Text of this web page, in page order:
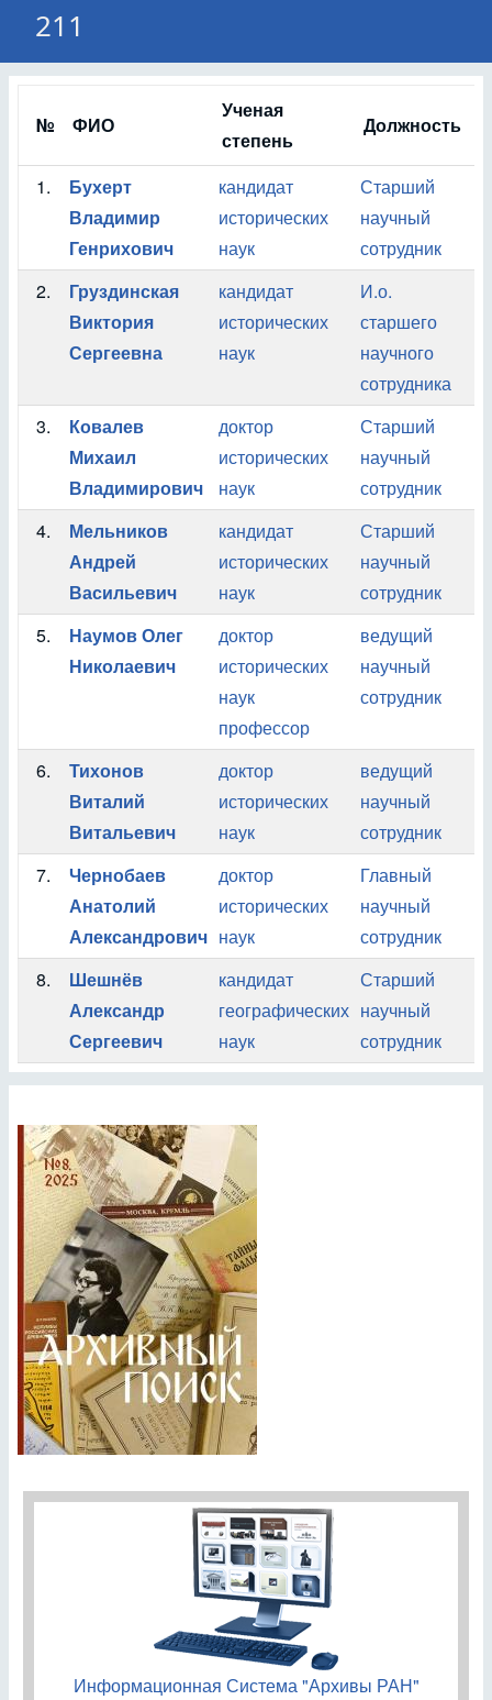
211
№ ФИО
Ученая
степень
Должность
1.
Бухерт
Владимир
Генрихович
кандидат
исторических
наук
Старший
научный
сотрудник
2.
Груздинская
Виктория
Сергеевна
кандидат
исторических
наук
И.о.
старшего
научного
сотрудника
3.
Ковалев
Михаил
Владимирович
доктор
исторических
наук
Старший
научный
сотрудник
4.
Мельников
Андрей
Васильевич
кандидат
исторических
наук
Старший
научный
сотрудник
5.
Наумов Олег
Николаевич
доктор
исторических
наук
профессор
ведущий
научный
сотрудник
6.
Тихонов
Виталий
Витальевич
доктор
исторических
наук
ведущий
научный
сотрудник
7.
Чернобаев
Анатолий
Александрович
доктор
исторических
наук
Главный
научный
сотрудник
8.
Шешнёв
Александр
Сергеевич
кандидат
географических
наук
Старший
научный
сотрудник
Информационная Система "Архивы РАН"